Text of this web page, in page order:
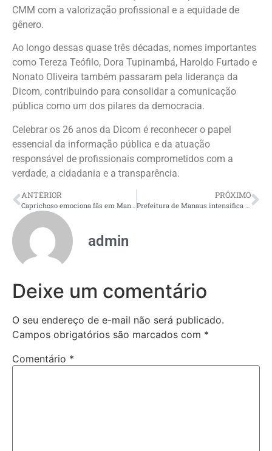
CMM com a valorização profissional e a equidade de
gênero.
Ao longo dessas quase três décadas, nomes importantes
como Tereza Teófilo, Dora Tupinambá, Haroldo Furtado e
Nonato Oliveira também passaram pela liderança da
Dicom, contribuindo para consolidar a comunicação
pública como um dos pilares da democracia.
Celebrar os 26 anos da Dicom é reconhecer o papel
essencial da informação pública e da atuação
responsável de profissionais comprometidos com a
verdade, a cidadania e a transparência.
ANTERIOR
Caprichoso emociona fãs em Manaus com o lançamento do álbum ‘É Tempo de Retomada’
PRÓXIMO
Prefeitura de Manaus intensifica os trabalhos de infraestrutura na capital
admin
Deixe um comentário
O seu endereço de e-mail não será publicado.
Campos obrigatórios são marcados com *
Comentário *